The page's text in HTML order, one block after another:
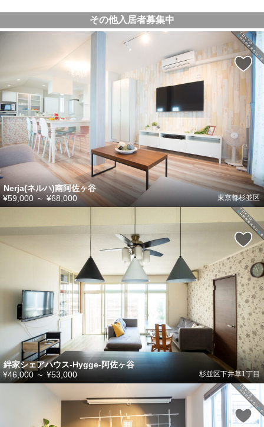
その他入居者募集中
Nerja(ネルハ)南阿佐ヶ谷
東京都杉並区
¥59,000～¥68,000
絆家シェアハウス-Hygge-阿佐ヶ谷
杉並区下井草1丁目
¥46,000 ～ ¥53,000